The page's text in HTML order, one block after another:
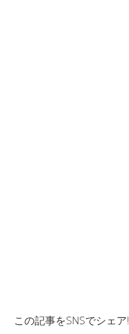
この記事をSNSでシェア!